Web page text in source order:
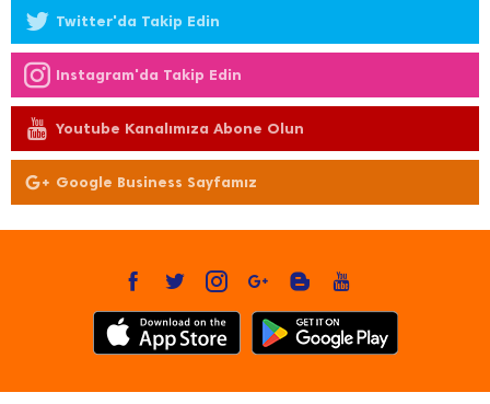
Twitter'da Takip Edin
Instagram'da Takip Edin
Youtube Kanalımıza Abone Olun
Google Business Sayfamız